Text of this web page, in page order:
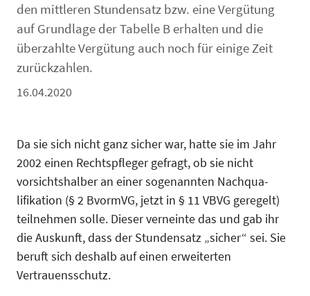
den mittleren Stundensatz bzw. eine Vergütung
auf Grundlage der Tabelle B erhalten und die
überzahlte Vergütung auch noch für einige Zeit
zurückzahlen.
16.04.2020
Da sie sich nicht ganz sicher war, hatte sie im Jahr
2002 einen Rechtspfleger gefragt, ob sie nicht
vorsichtshalber an einer sogenannten Nachqua­
lifikation (§ 2 BvormVG, jetzt in § 11 VBVG geregelt)
teilnehmen solle. Dieser verneinte das und gab ihr
die Auskunft, dass der Stundensatz „sicher“ sei. Sie
beruft sich deshalb auf einen erweiterten
Vertrauensschutz.